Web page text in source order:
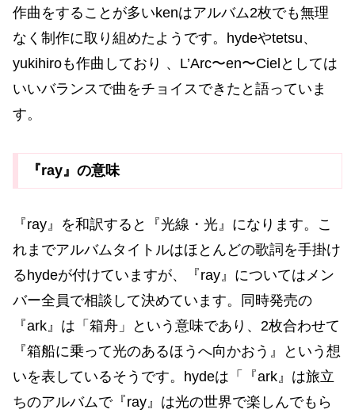
作曲をすることが多いkenはアルバム2枚でも無理
なく制作に取り組めたようです。hydeやtetsu、
yukihiroも作曲しており 、L’Arc〜en〜Cielとしては
いいバランスで曲をチョイスできたと語っていま
す。
『ray』の意味
『ray』を和訳すると『光線・光』になります。こ
れまでアルバムタイトルはほとんどの歌詞を手掛け
るhydeが付けていますが、『ray』についてはメン
バー全員で相談して決めています。同時発売の
『ark』は「箱舟」という意味であり、2枚合わせて
『箱船に乗って光のあるほうへ向かおう』という想
いを表しているそうです。hydeは「『ark』は旅立
ちのアルバムで『ray』は光の世界で楽しんでもら